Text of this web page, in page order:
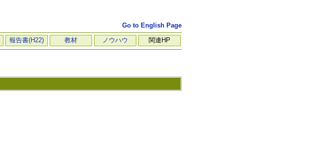
Go to English Page
報告書(H22) 教材 ノウハウ 関連HP